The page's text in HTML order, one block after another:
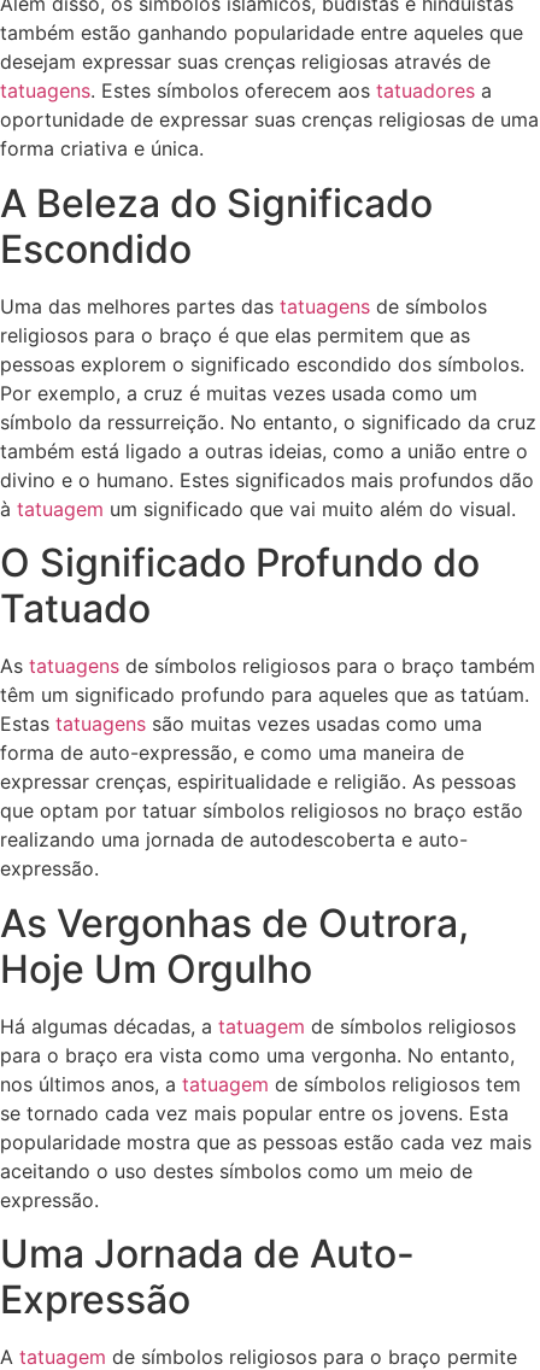
também estão ganhando popularidade entre aqueles que
desejam expressar suas crenças religiosas através de
tatuagens. Estes símbolos oferecem aos tatuadores a
oportunidade de expressar suas crenças religiosas de uma
forma criativa e única.
A Beleza do Significado
Escondido
Uma das melhores partes das tatuagens de símbolos
religiosos para o braço é que elas permitem que as
pessoas explorem o significado escondido dos símbolos.
Por exemplo, a cruz é muitas vezes usada como um
símbolo da ressurreição. No entanto, o significado da cruz
também está ligado a outras ideias, como a união entre o
divino e o humano. Estes significados mais profundos dão
à tatuagem um significado que vai muito além do visual.
O Significado Profundo do
Tatuado
As tatuagens de símbolos religiosos para o braço também
têm um significado profundo para aqueles que as tatúam.
Estas tatuagens são muitas vezes usadas como uma
forma de auto-expressão, e como uma maneira de
expressar crenças, espiritualidade e religião. As pessoas
que optam por tatuar símbolos religiosos no braço estão
realizando uma jornada de autodescoberta e auto-
expressão.
As Vergonhas de Outrora,
Hoje Um Orgulho
Há algumas décadas, a tatuagem de símbolos religiosos
para o braço era vista como uma vergonha. No entanto,
nos últimos anos, a tatuagem de símbolos religiosos tem
se tornado cada vez mais popular entre os jovens. Esta
popularidade mostra que as pessoas estão cada vez mais
aceitando o uso destes símbolos como um meio de
expressão.
Uma Jornada de Auto-
Expressão
A tatuagem de símbolos religiosos para o braço permite